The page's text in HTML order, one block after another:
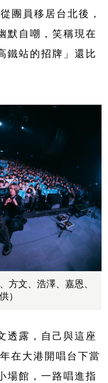
團員移居台北後，
默自嘲，笑稱現在
鐵站的招牌」還比
方文、浩澤、嘉恩、
）
透露，自己與這座
在大港開唱台下當
場館，一路唱進指